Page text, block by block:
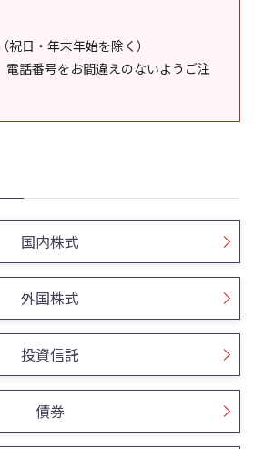
日・年末年始を除く）
電話番号をお間違えのないようご注
国内株式
外国株式
投資信託
債券